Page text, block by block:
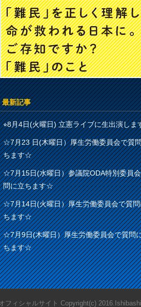
最新記事
⭐︎8月4日(火曜日) 立憲ライブに生出演しま
☆7月23 日(木曜日）厚生労働委員会で質
ちます☆
☆7月15日(水曜日）参議院ODA特別委員
問に立ちます☆
☆7月14日(火曜日）厚生労働委員会で質
ちます☆
☆7月9日(木曜日）厚生労働委員会で質問
ちます☆
フィシャルサイト Copyright(c)